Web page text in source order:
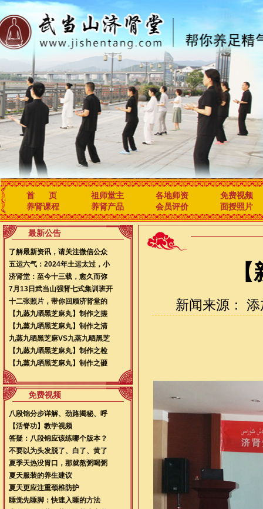
首 页 祖师堂主 各地师资
免费视频
养肾课程
养肾产品 会员评价 面授照片
最新公告
了解最新资讯，请关注微信公众
五运六气：2024年土运太过，小
济肾堂：至今十三载，愈久而弥
7月13日武当山强肾七式集训班开
十二张照片，带你回顾济肾堂的
【九蒸九晒黑芝麻丸】制作之搓
【九蒸九晒黑芝麻丸】制作之清
九蒸九晒黑芝麻VS九蒸九晒黑芝
【九蒸九晒黑芝麻丸】制作之检
【九蒸九晒黑芝麻丸】制作之砸
免费视频
八段锦分步详解、劲路揭秘、呼
【活脊功】教学视频
答疑：八段锦应该练哪个版本？
不要以为头发脱了、白了、黄了
夏季天热没胃口，那就熬粥喝粥
夏天服装的养生建议
夏天更应注重颈椎防护
睡觉先睡脚：快速入睡的方法
新闻来源：